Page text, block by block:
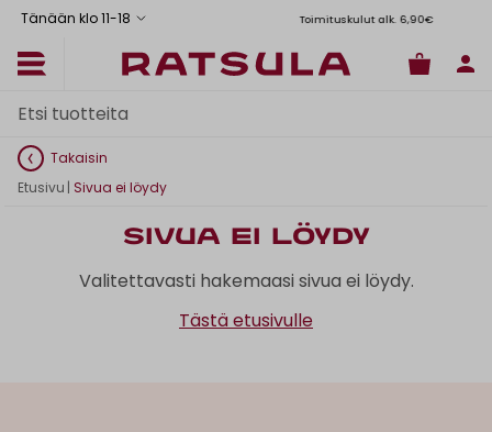
Tänään klo 11-18 Toimituskulut alk. 6,90€
Takaisin
Etusivu | Sivua ei löydy
Sivua ei löydy
Valitettavasti hakemaasi sivua ei löydy.
Tästä etusivulle